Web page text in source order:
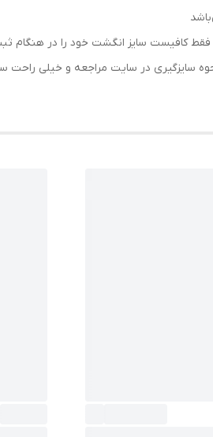
شود ، فقط کافیست سایز انگشت خود را
سایزگیری در سایت مراجعه و خیلی راحت